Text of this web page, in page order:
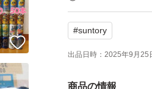
賞味期限2026.06
氷結は箱から出し
#suntory
出品日時： 2025年9月25
商品の情報
いいね！